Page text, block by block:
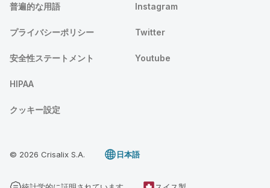
普遍的な用語
プライバシーポリシー
安全性ステートメント
HIPAA
クッキー設定
Instagram
Twitter
Youtube
© 2026 Crisalix S.A. 日本語